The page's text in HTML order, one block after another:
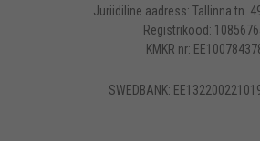
Juriidiline aadress: Tallinna tn.
Registrikood:
KMKR nr:
SWEDBANK: